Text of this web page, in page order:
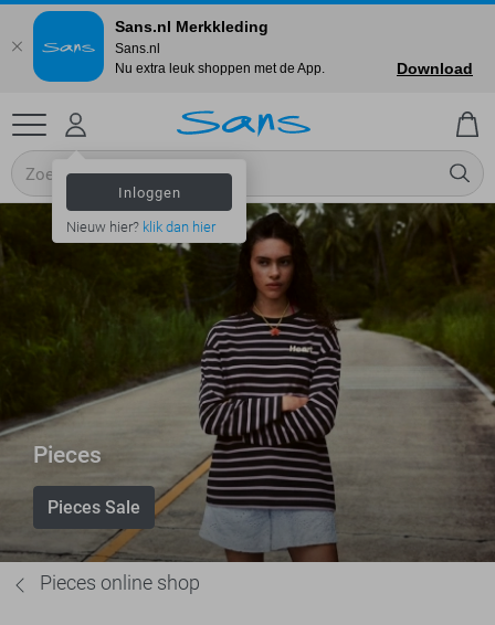
Inloggen
Nieuw hier? klik dan hier
Pieces
Pieces Sale
Pieces online shop
Sans.nl Merkkleding
Sans.nl
Nu extra leuk shoppen met de App.
Download